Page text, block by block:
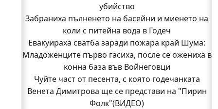
убийство
Забраниха пълненето на басейни и миенето на
коли с питейна вода в Годеч
Евакуираха сватба заради пожара край Шума:
Младоженците първо гасиха, после се ожениха в
конна база във Войнеговци
Чуйте част от песента, с която годечанката
Венета Димитрова ще се представи на "Пирин
Фолк"(ВИДЕО)